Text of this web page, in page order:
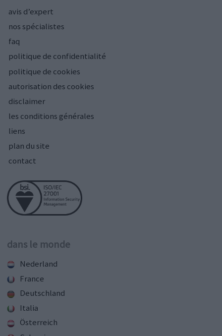
avis d’expert
nos spécialistes
faq
politique de confidentialité
politique de cookies
autorisation des cookies
disclaimer
les conditions générales
liens
plan du site
contact
dans le monde
Nederland
France
Deutschland
Italia
Österreich